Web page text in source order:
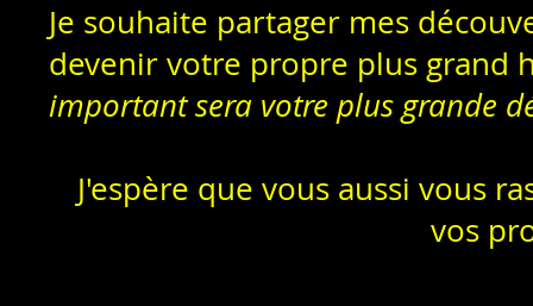
Je souhaite partager mes
devenir votre propre plus grand
important sera votre plus grande
J'espère que vous aussi vous
vos